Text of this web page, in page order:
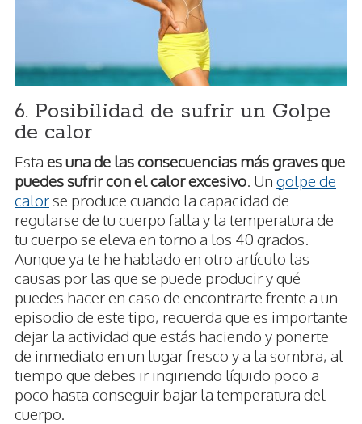
6. Posibilidad de sufrir un Golpe
de calor
Esta es una de las consecuencias más graves que
puedes sufrir con el calor excesivo . Un golpe de
calorse produce cuando la capacidad de
regularse de tu cuerpo falla y la temperatura de
tu cuerpo se eleva en torno a los 40 grados.
Aunque ya te he hablado en otro artículo las
causas por las que se puede producir y qué
puedes hacer en caso de encontrarte frente a un
episodio de este tipo, recuerda que es importante
dejar la actividad que estás haciendo y ponerte
de inmediato en un lugar fresco y a la sombra, al
tiempo que debes ir ingiriendo líquido poco a
poco hasta conseguir bajar la temperatura del
cuerpo.